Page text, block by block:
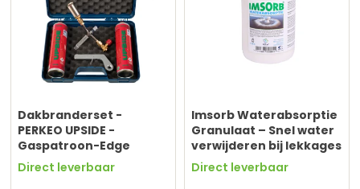
Dakbranderset -
PERKEO UPSIDE -
Gaspatroon-Edge
Direct leverbaar
Imsorb Waterabsorptie
Granulaat – Snel water
verwijderen bij lekkages
- 800gr voor 200L water
Direct leverbaar